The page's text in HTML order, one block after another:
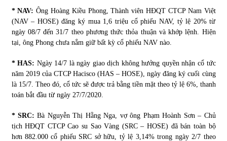
Top 10 xe bán chạy nhất tháng 9/2021
13/10/2021
* NAV: Ông Hoàng Kiều Phong, Thành viên HĐQT CTCP Nam Việt
(NAV – HOSE) đăng ký mua 1,6 triệu cổ phiếu NAV, tỷ lệ 20% từ
ngày 08/7 đến 31/7 theo phương thức thỏa thuận và khớp lệnh. Hiện
tại, ông Phong chưa nắm giữ bất kỳ cổ phiếu NAV nào.
* HAS: Ngày 14/7 là ngày giao dịch không hưởng quyền nhận cổ tức
năm 2019 của CTCP Hacisco (HAS – HOSE), ngày đăng ký cuối cùng
là 15/7. Theo đó, cổ tức sẽ được trả bằng tiền mặt theo tỷ lệ 6%, thanh
toán bắt đầu từ ngày 27/7/2020.
* SRC: Bà Nguyễn Thị Hằng Nga, vợ ông Phạm Hoành Sơn – Chủ
tịch HĐQT CTCP Cao su Sao Vàng (SRC – HOSE) đã bán toàn bộ
hơn 882.000 cổ phiếu SRC sở hữu, tỷ lệ 3,14% trong ngày 2/7 theo